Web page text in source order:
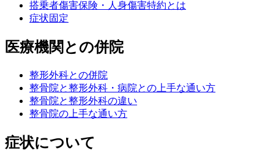
搭乗者傷害保険・人身傷害特約とは
症状固定
医療機関との併院
整形外科との併院
整骨院と整形外科・病院との上手な通い方
整骨院と整形外科の違い
整骨院の上手な通い方
症状について